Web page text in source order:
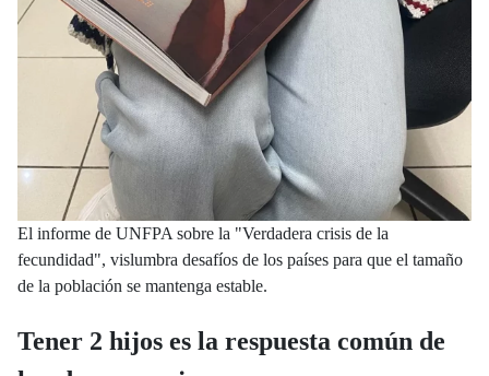
El informe de UNFPA sobre la "Verdadera crisis de la
fecundidad", vislumbra desafíos de los países para que el tamaño
de la población se mantenga estable.
Tener 2 hijos es la respuesta común de